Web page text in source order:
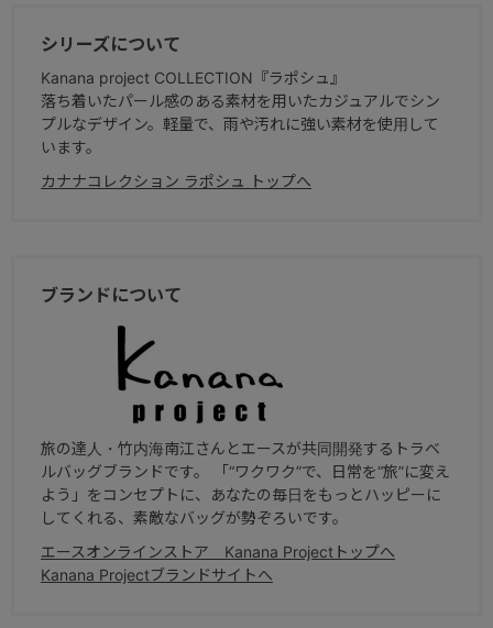
シリーズについて
Kanana project COLLECTION『ラポシュ』
落ち着いたパール感のある素材を用いたカジュアルでシン
プルなデザイン。軽量で、雨や汚れに強い素材を使用して
います。
カナナコレクション ラポシュ トップへ
ブランドについて
旅の達人・竹内海南江さんとエースが共同開発するトラベ
ルバッグブランドです。 「“ワクワク”で、日常を“旅”に変え
よう」をコンセプトに、あなたの毎日をもっとハッピーに
してくれる、素敵なバッグが勢ぞろいです。
エースオンラインストア Kanana Projectトップへ
Kanana Projectブランドサイトへ